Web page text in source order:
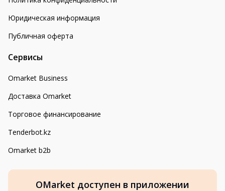
Юридическая информация
Публичная оферта
Сервисы
Omarket Business
Доставка Omarket
Торговое финансирование
Tenderbot.kz
Omarket b2b
OMarket доступен в приложении